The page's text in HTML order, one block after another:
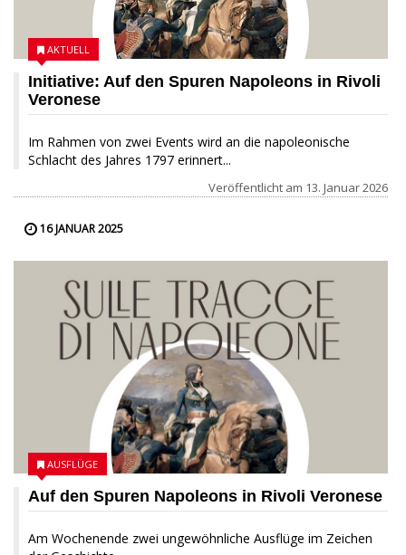
Initiative: Auf den Spuren Napoleons in Rivoli
Veronese
Im Rahmen von zwei Events wird an die napoleonische
Schlacht des Jahres 1797 erinnert...
AKTUELL
Veröffentlicht am 13. Januar 2026
16 JANUAR 2025
Auf den Spuren Napoleons in Rivoli Veronese
Am Wochenende zwei ungewöhnliche Ausflüge im Zeichen
AUSFLÜGE